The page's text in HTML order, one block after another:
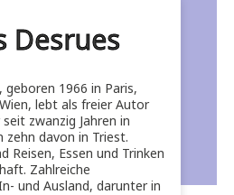
Desrues
geboren 1966 in Paris,
lebt als freier Autor
zwanzig Jahren in
davon in Triest.
Reisen, Essen und Trinken
Zahlreiche
und Ausland, darunter in